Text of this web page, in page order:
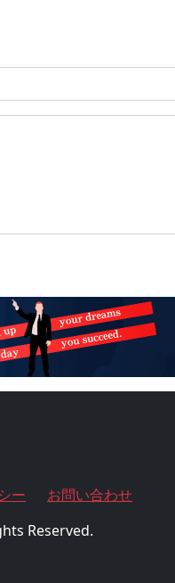
ー
お問い合わせ
Reserved.